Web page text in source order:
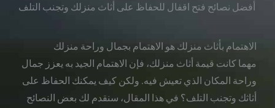
أفضل نصائح فتح اقفال للحفاظ على أثاث منزلك وتجنب التلف
الاهتمام بأثاث منزلك هو الاهتمام بجمال وراحة منزلك
مهما كانت قيمة أثاث منزلك، فإن الاهتمام الجيد به يعزز جمال
وراحة المكان الذي تعيش فيه. ولكن كيف يمكنك الحفاظ على
أثاثك وتجنب التلف؟ في هذا المقال، سنقدم لك بعض النصائح